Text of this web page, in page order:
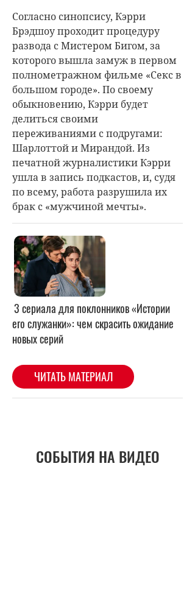
Согласно синопсису, Кэрри
Брэдшоу проходит процедуру
развода с Мистером Бигом, за
которого вышла замуж в первом
полнометражном фильме «Секс в
большом городе». По своему
обыкновению, Кэрри будет
делиться своими
переживаниями с подругами:
Шарлоттой и Мирандой. Из
печатной журналистики Кэрри
ушла в запись подкастов, и, судя
по всему, работа разрушила их
брак с «мужчиной мечты».
СОБЫТИЯ НА ВИДЕО